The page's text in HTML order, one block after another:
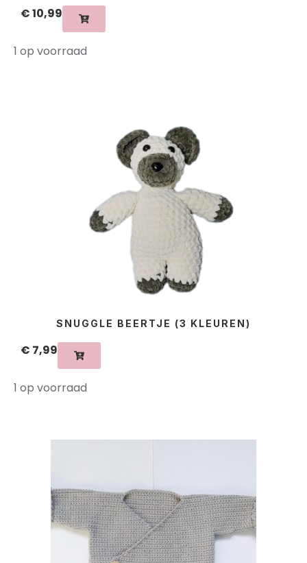
€10,99
1 op voorraad
SNUGGLE BEERTJE (3 KLEUREN)
€ 7,99
1 op voorraad